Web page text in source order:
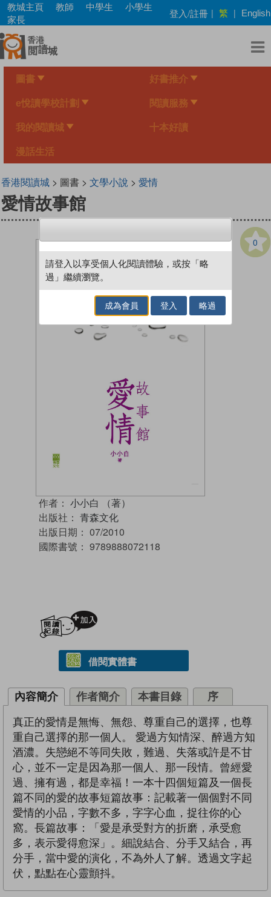
Skip
main
content
教城主頁 教師 中學生
小學生
家長
登入/註冊 | 繁 | English
圖書 好書推介
e悅讀學校計劃 閱讀服務
我的閱讀城 十本好讀
漫話生活
香港閱讀城> 圖書 > 文學小說 > 愛情
愛情故事館
0
作者： 小小白 （著）
出版社： 青森文化
出版日期： 07/2010
國際書號： 9789888072118
借閱實體書
內容簡介 作者簡介 本書目錄 序
真正的愛情是無悔、無怨、尊重自己的選擇，也尊
重自己選擇的那一個人。 愛過方知情深、醉過方知
酒濃。失戀絕不等同失敗，難過、失落或許是不甘
心，並不一定是因為那一個人、那一段情。曾經愛
過、擁有過，都是幸福！一本十四個短篇及一個長
篇不同的愛的故事短篇故事：記載著一個個對不同
愛情的小品，字數不多，字字心血，捉往你的心
窩。長篇故事：「愛是承受對方的折磨，承受愈
多，表示愛得愈深」。細說結合、分手又結合，再
分手，當中愛的演化，不為外人了解。透過文字起
伏，點點在心靈顫抖。
請登入以享受個人化閱讀體驗，或按「略
過」繼續瀏覽。
成為會員 登入 略過